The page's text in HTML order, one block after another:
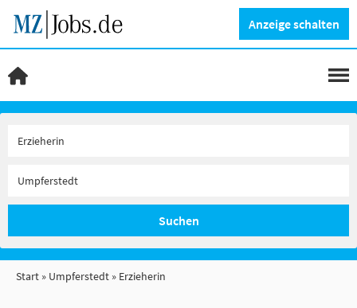
Anzeige schalten
Suchen
Start Umpferstedt Erzieherin